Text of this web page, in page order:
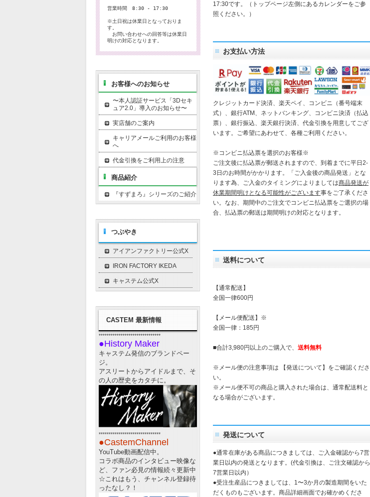
17:30です。（トップページ左側にあるカレンダーをご参
照ください。）
お支払い方法
クレジットカード決済、楽天ペイ、コンビニ（番号端末
式）、銀行ATM、ネットバンキング、コンビニ決済（払込
票）、銀行振込、楽天銀行決済、代金引換を用意してござ
います。ご希望にあわせて、各種ご利用ください。
※コンビニ払込票を選択のお客様※
ご注文後に払込票が郵送されますので、到着までに平日2-
3日のお時間がかかります。「 ご入金後の商品発送」とな
ります為、ご入金のタイミングによりましては商品発送が
休業期間明けとなる可能性がございます事をご了承くださ
い。なお、期間中のご注文でコンビニ払込票をご選択の場
合、払込票の郵送は期間明けの対応となります。
送料について
【通常配送】
全国一律600円
【メール便配送】※
全国一律：185円
■合計3,980円以上のご購入で、 送料無料
※メール便の注意事項は 【発送について】をご確認くださ
い。
※メール便不可の商品と購入された場合は、通常配送料と
なる場合がございます。
発送について
●通常在庫がある商品につきましては、ご入金確認から7営
業日以内の発送となります。(代金引換は、ご注文確認から
7営業日以内）
●受注生産品につきましては、1〜3か月の製造期間をいた
だくものもございます。商品詳細画面でお確かめくださ
営業時間 8:30 - 17:30
※土日祝は休業日となっておりま
す。
お問い合わせへの回答等は休業日
明けの対応となります。
お客様へのお知らせ
〜本人認証サービス「3Dセキ
ュア2.0」導入のお知らせ〜
実店舗のご案内
キャリアメールご利用のお客様
へ
代金引換をご利用上の注意
商品紹介
『すずまろ』シリーズのご紹介
つぶやき
アイアンファクトリー公式X
IRON FACTORY IKEDA
キャステム公式X
CASTEM 最新情報
*******************************
●History Maker
キャステム発信のブランドペー
ジ。
アスリートからアイドルまで、そ
の人の歴史をカタチに。
*******************************
●CastemChannel
YouTube動画配信中。
コラボ商品のインタビュー映像な
ど、ファン必見の情報続々更新中
☆これはもう、チャンネル登録待
ったなし？！